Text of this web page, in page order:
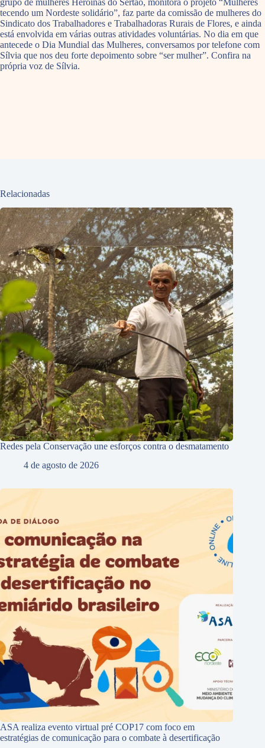
tecendo um Nordeste solidário”, faz parte da comissão de mulheres do
Sindicato dos Trabalhadores e Trabalhadoras Rurais de Flores, e ainda
está envolvida em várias outras atividades voluntárias. No dia em que
antecede o Dia Mundial das Mulheres, conversamos por telefone com
Sílvia que nos deu forte depoimento sobre “ser mulher”. Confira na
própria voz de Sílvia.
Relacionadas
Redes pela Conservação une esforços contra o desmatamento
4 de agosto de 2026
ASA realiza evento virtual pré COP17 com foco em
estratégias de comunicação para o combate à desertificação